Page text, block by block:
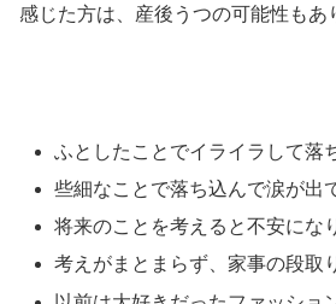
感じた方は、産後うつの可能性もあ
ふとしたことでイライラして落
些細なことで落ち込んで涙が出
将来のことを考えると不安にな
考えがまとまらず、家事の段取